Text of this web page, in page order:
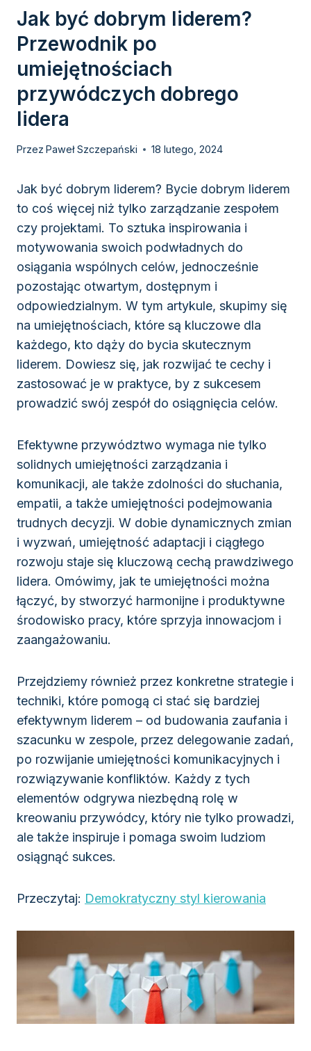
Jak być dobrym liderem?
Przewodnik po
umiejętnościach
przywódczych dobrego
lidera
Przez Paweł Szczepański 18 lutego, 2024
Jak być dobrym liderem? Bycie dobrym liderem
to coś więcej niż tylko zarządzanie zespołem
czy projektami. To sztuka inspirowania i
motywowania swoich podwładnych do
osiągania wspólnych celów, jednocześnie
pozostając otwartym, dostępnym i
odpowiedzialnym. W tym artykule, skupimy się
na umiejętnościach, które są kluczowe dla
każdego, kto dąży do bycia skutecznym
liderem. Dowiesz się, jak rozwijać te cechy i
zastosować je w praktyce, by z sukcesem
prowadzić swój zespół do osiągnięcia celów.
Efektywne przywództwo wymaga nie tylko
solidnych umiejętności zarządzania i
komunikacji, ale także zdolności do słuchania,
empatii, a także umiejętności podejmowania
trudnych decyzji. W dobie dynamicznych zmian
i wyzwań, umiejętność adaptacji i ciągłego
rozwoju staje się kluczową cechą prawdziwego
lidera. Omówimy, jak te umiejętności można
łączyć, by stworzyć harmonijne i produktywne
środowisko pracy, które sprzyja innowacjom i
zaangażowaniu.
Przejdziemy również przez konkretne strategie i
techniki, które pomogą ci stać się bardziej
efektywnym liderem – od budowania zaufania i
szacunku w zespole, przez delegowanie zadań,
po rozwijanie umiejętności komunikacyjnych i
rozwiązywanie konfliktów. Każdy z tych
elementów odgrywa niezbędną rolę w
kreowaniu przywódcy, który nie tylko prowadzi,
ale także inspiruje i pomaga swoim ludziom
osiągnąć sukces.
Przeczytaj: Demokratyczny styl kierowania